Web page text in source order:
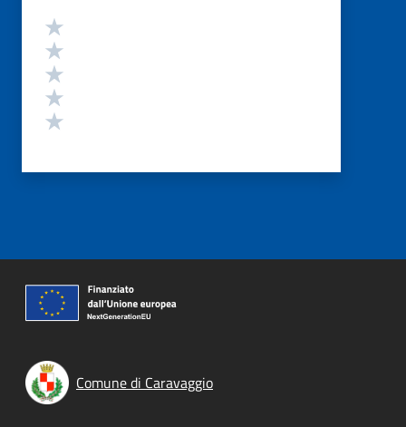
Valutazione
Comune di Caravaggio